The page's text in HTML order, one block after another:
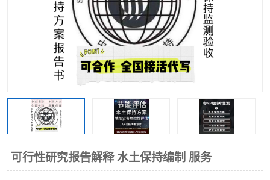
可行性研究报告解释 水土保持编制 服务